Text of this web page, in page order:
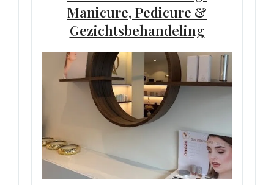
Manicure, Pedicure &
Gezichtsbehandeling